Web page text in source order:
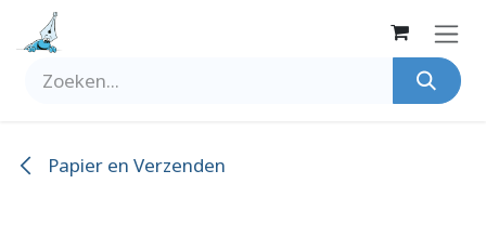
Overslaan naar inhoud
Papier en Verzenden